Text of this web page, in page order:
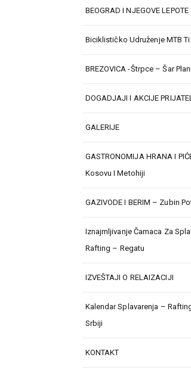
BEOGRAD I NJEGOVE LEPOTE
Biciklističko Udruženje MTB
BREZOVICA -Štrpce – Šar
DOGADJAJI I AKCIJE
GALERIJE
GASTRONOMIJA HRANA I
Kosovu I Metohiji
GAZIVODE I BERIM – Zubin
Iznajmljivanje Čamaca Za
Rafting – Regatu
IZVEŠTAJI O RELAIZACIJI
Kalendar Splavarenja –
Srbiji
KONTAKT